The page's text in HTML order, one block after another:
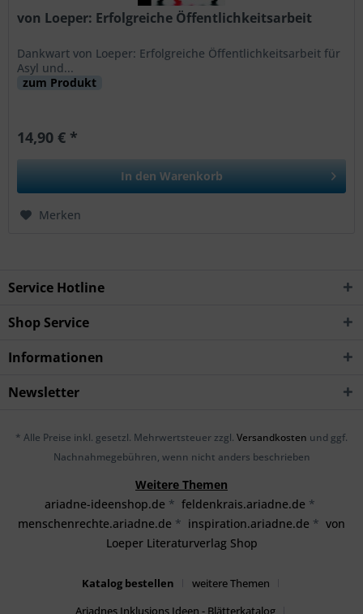
von Loeper: Erfolgreiche Öffentlichkeitsarbeit
Dankwart von Loeper: Erfolgreiche Öffentlichkeitsarbeit für
Asyl und...
zum Produkt
14,90 € *
In den Warenkorb
Merken
Service Hotline
Shop Service
Informationen
Newsletter
* Alle Preise inkl. gesetzl. Mehrwertsteuer zzgl. Versandkosten und ggf.
Nachnahmegebühren, wenn nicht anders beschrieben
Weitere Themen
ariadne-ideenshop.de * feldenkrais.ariadne.de *
menschenrechte.ariadne.de * inspiration.ariadne.de * von
Loeper Literaturverlag Shop
Katalog bestellen
weitere Themen
Ariadnes Inklusions Ideen - Blätterkatalog